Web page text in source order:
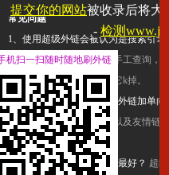
常见问题
1、使用超级外链会被认为是搜索引
查询工具，模拟的是正常手工查询，
推广竞争对手的网址，让它k掉。
2、网站优化单纯依靠超级外链加单向
链，需要结合普通的外链以及友情链
台交换友情链接。
3、如何使用超级外链效果最好？ 超
提交你的网站被收录后将大
- 检测
机扫一扫随时随地刷外链